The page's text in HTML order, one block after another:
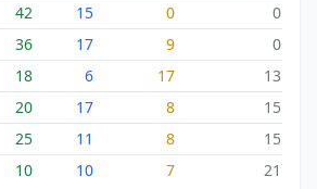
42 15 0
0
36 17 9
0
18 6 17
13
20 17 8
15
25 11 8
15
10 10 7 21